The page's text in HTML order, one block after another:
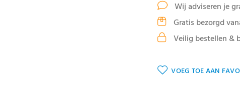
Wij adviseren je
Gratis bezorgd
Veilig bestellen &
VOEG TOE AAN